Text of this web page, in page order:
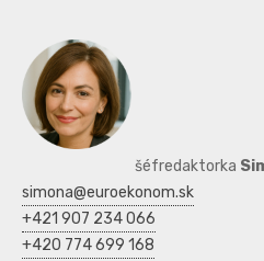
šéfredaktorka
simona@euroekonom.sk
+421 907 234 066
+420 774 699 168